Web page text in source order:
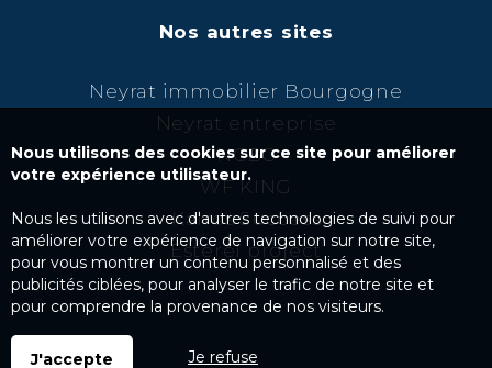
Nos autres sites
Neyrat immobilier Bourgogne
Neyrat entreprise
NCBC
WF KING
Kairos Success
Esterel project
Nous utilisons des cookies sur ce site pour améliorer
votre expérience utilisateur.
Nous les utilisons avec d'autres technologies de suivi pour
améliorer votre expérience de navigation sur notre site,
pour vous montrer un contenu personnalisé et des
publicités ciblées, pour analyser le trafic de notre site et
pour comprendre la provenance de nos visiteurs.
J'accepte Je refuse